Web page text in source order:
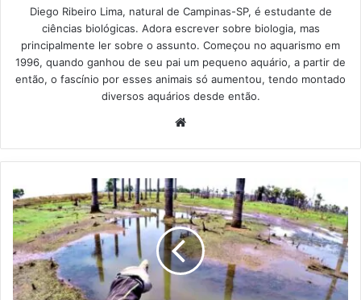
Diego Ribeiro Lima, natural de Campinas-SP, é estudante de
ciências biológicas. Adora escrever sobre biologia, mas
principalmente ler sobre o assunto. Começou no aquarismo em
1996, quando ganhou de seu pai um pequeno aquário, a partir de
então, o fascínio por esses animais só aumentou, tendo montado
diversos aquários desde então.
Website